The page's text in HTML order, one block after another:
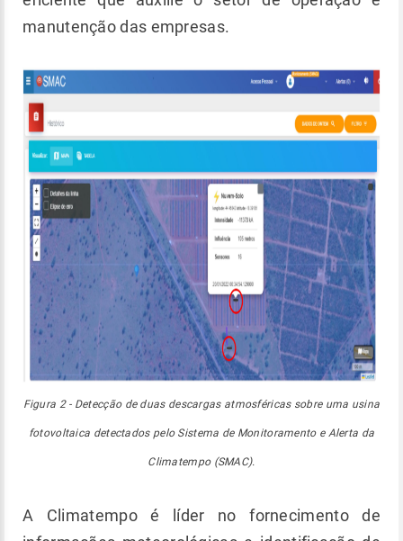
manutenção das empresas.
Figura 2 - Detecção de duas descargas atmosféricas sobre uma usina
fotovoltaica detectados pelo Sistema de Monitoramento e Alerta da
Climatempo (SMAC).
A Climatempo é líder no fornecimento de